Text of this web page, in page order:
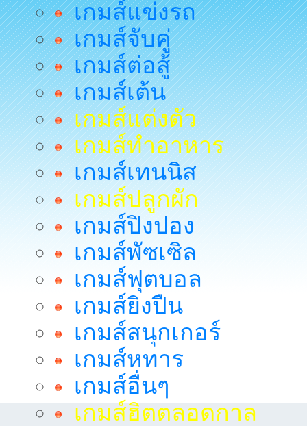
เกมส์แข่งรถ
เกมส์จับคู่
เกมส์ต่อสู้
เกมส์เต้น
เกมส์แต่งตัว
เกมส์ทำอาหาร
เกมส์เทนนิส
เกมส์ปลูกผัก
เกมส์ปิงปอง
เกมส์พัซเซิล
เกมส์ฟุตบอล
เกมส์ยิงปืน
เกมส์สนุกเกอร์
เกมส์หทาร
เกมส์อื่นๆ
เกมส์ฮิตตลอดกาล